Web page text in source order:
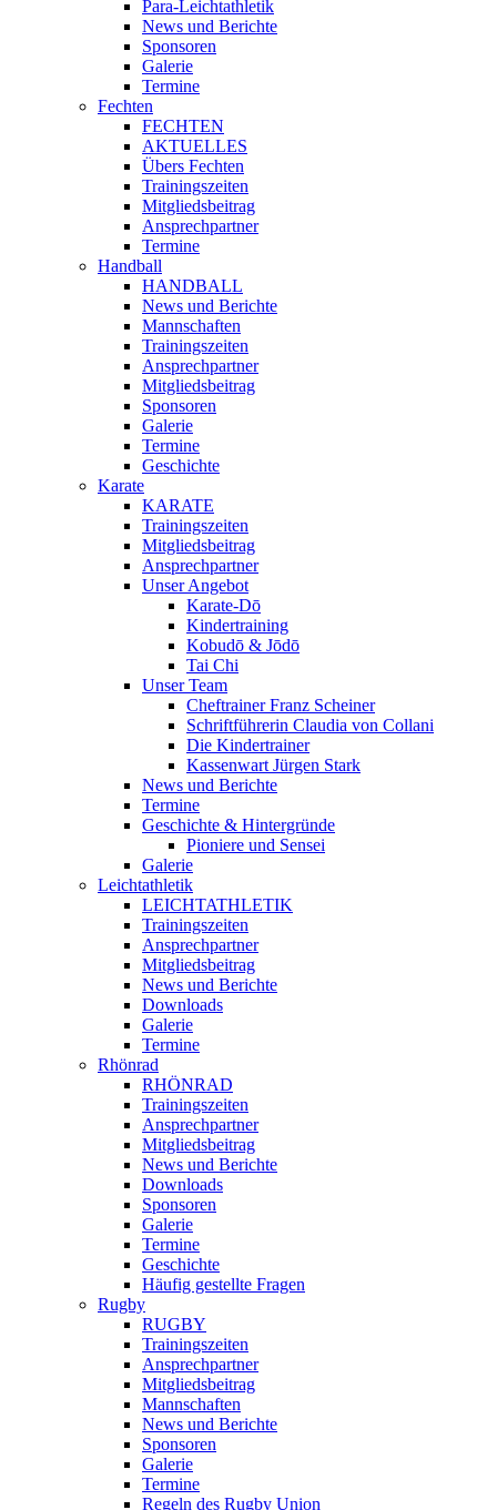
Para-Leichtathletik
News und Berichte
Sponsoren
Galerie
Termine
Fechten
FECHTEN
AKTUELLES
Übers Fechten
Trainingszeiten
Mitgliedsbeitrag
Ansprechpartner
Termine
Handball
HANDBALL
News und Berichte
Mannschaften
Trainingszeiten
Ansprechpartner
Mitgliedsbeitrag
Sponsoren
Galerie
Termine
Geschichte
Karate
KARATE
Trainingszeiten
Mitgliedsbeitrag
Ansprechpartner
Unser Angebot
Karate-Dō
Kindertraining
Kobudō & Jōdō
Tai Chi
Unser Team
Cheftrainer Franz Scheiner
Schriftführerin Claudia von Collani
Die Kindertrainer
Kassenwart Jürgen Stark
News und Berichte
Termine
Geschichte & Hintergründe
Pioniere und Sensei
Galerie
Leichtathletik
LEICHTATHLETIK
Trainingszeiten
Ansprechpartner
Mitgliedsbeitrag
News und Berichte
Downloads
Galerie
Termine
Rhönrad
RHÖNRAD
Trainingszeiten
Ansprechpartner
Mitgliedsbeitrag
News und Berichte
Downloads
Sponsoren
Galerie
Termine
Geschichte
Häufig gestellte Fragen
Rugby
RUGBY
Trainingszeiten
Ansprechpartner
Mitgliedsbeitrag
Mannschaften
News und Berichte
Sponsoren
Galerie
Termine
Regeln des Rugby Union